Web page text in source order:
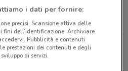
1436 Cascina
Cascia Cascina
i dati per fornire:
precisi. Scansione attiva delle
fini dell’identificazione. Archiviare
Pubblicità e contenuti
prestazioni dei contenuti e degli
di servizi.